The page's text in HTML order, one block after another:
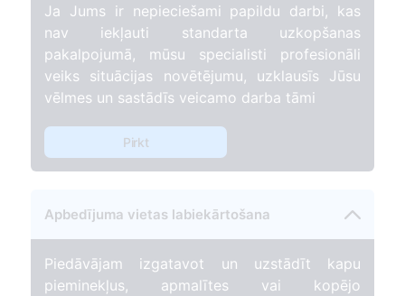
Ja Jums ir nepieciešami papildu darbi, kas
nav iekļauti standarta uzkopšanas
pakalpojumā, mūsu specialisti profesionāli
veiks situācijas novētējumu, uzklausīs Jūsu
vēlmes un sastādīs veicamo darba tāmi
Pirkt
Apbedījuma vietas labiekārtošana
Piedāvājam izgatavot un uzstādīt kapu
pieminekļus, apmalītes vai kopējo